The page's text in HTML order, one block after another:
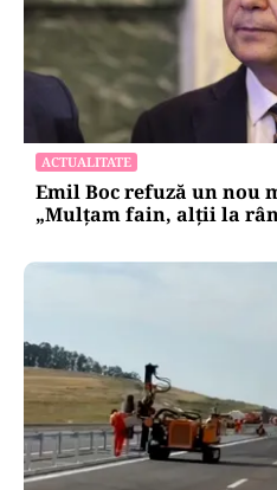
ACTUALITATE
Emil Boc refuză un nou
„Mulțam fain, alții la